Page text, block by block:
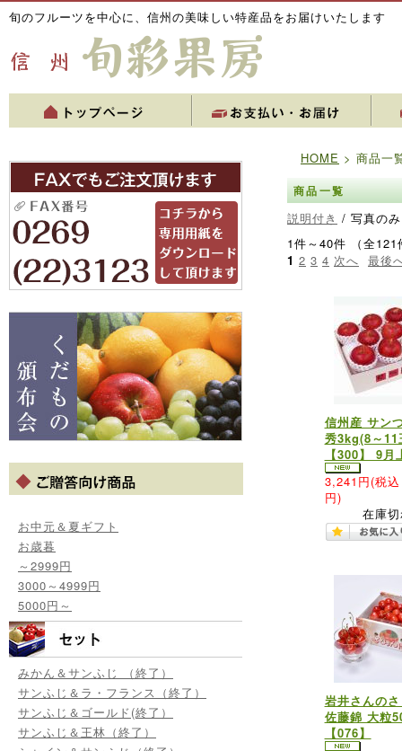
旬のフルーツを中心に、信州の美味しい特産品をお届けいたします
お中元＆夏ギフト
お歳暮
～2999円
3000～4999円
5000円～
みかん＆サンふじ （終了）
サンふじ＆ラ・フランス（終了）
サンふじ＆ゴールド(終了）
サンふじ＆王林（終了）
HOME > 商品一
商品一覧
説明付き / 写真のみ
1件～40件 （全
1 2 3 4 次へ 最後
信州産 サン
秀3kg(8～11
【300】 9月
3,241円(税
円)
在庫
岩井さんの
佐藤錦 大粒
【076】